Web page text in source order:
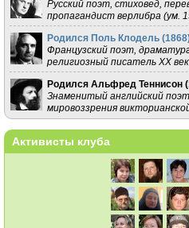
Русский поэт, стиховед,
пропагандист верлибра (ум.
Родился Поль Клодель (1868
Французский поэт,
религиозный писатель XX
Родился Альфред Теннисон (
Знаменитый английский
мировоззрения
Активисты клуба